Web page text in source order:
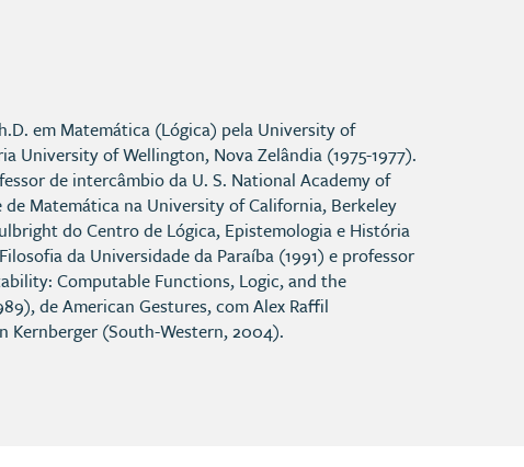
em Matemática (Lógica) pela University of
University of Wellington, Nova Zelândia (1975-1977).
de intercâmbio da U. S. National Academy of
Matemática na University of California, Berkeley
do Centro de Lógica, Epistemologia e História
da Universidade da Paraíba (1991) e professor
Computable Functions, Logic, and the
de American Gestures, com Alex Raffil
Kernberger (South-Western, 2004).